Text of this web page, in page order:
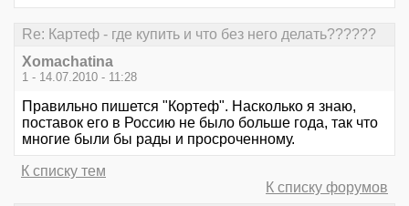
Re: Картеф - где купить и что без него делать??????
Xomachatina
1 - 14.07.2010 - 11:28
Правильно пишется "Кортеф". Насколько я знаю,
поставок его в Россию не было больше года, так что
многие были бы рады и просроченному.
К списку тем
К списку форумов